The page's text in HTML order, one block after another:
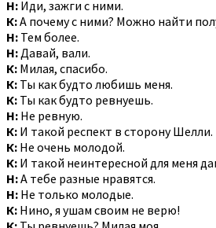
Н: Иди, зажги с ними.
К:А почему с ними? Можно найти
Н: Тем более.
Н: Давай, вали.
К: Милая, спасибо.
К: Ты как будто любишь меня.
К: Ты как будто ревнуешь.
Н: Не ревную.
К: И такой респект в сторону Шелли.
К: Не очень молодой.
К: И такой неинтересной для меня
Н:А тебе разные нравятся.
Н: Не только молодые.
К: Нино, я ушам своим не верю!